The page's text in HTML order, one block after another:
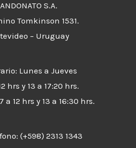
S.A.
Tomkinson 1531.
– Uruguay
Lunes a Jueves
hrs y 13 a 17:20 hrs.
a 12 hrs y 13 a 16:30 hrs.
(+598) 2313 1343